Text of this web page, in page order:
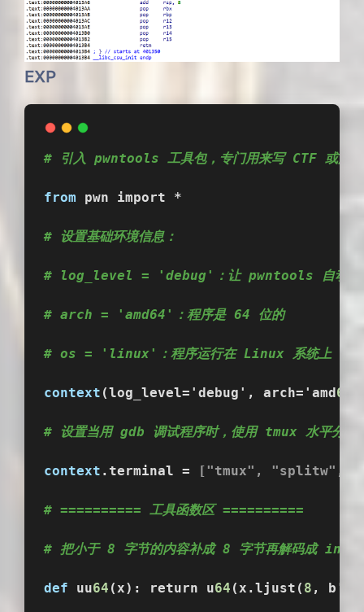
EXP
# 引入 pwntools 工具包，专门用来写 CTF 或漏洞
from pwn import *
# 设置基础环境信息：
# log_level = 'debug'：让 pwntools 自动打印
# arch = 'amd64'：程序是 64 位的
# os = 'linux'：程序运行在 Linux 系统上
context (log_level='debug', arch='amd64
# 设置当用 gdb 调试程序时，使用 tmux 水平分屏
context .terminal = ["tmux", "splitw",
# ========== 工具函数区 ==========
# 把小于 8 字节的内容补成 8 字节再解码成 int（
def uu64 (x): return u64 (x.ljust( 8 , b'\x